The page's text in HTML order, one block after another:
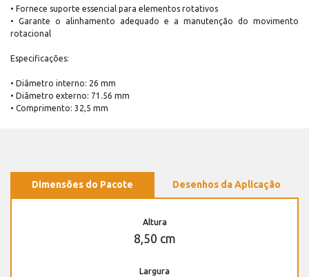
• Fornece suporte essencial para elementos rotativos
• Garante o alinhamento adequado e a manutenção do movimento
rotacional
Especificações:
• Diâmetro interno: 26 mm
• Diâmetro externo: 71.56 mm
• Comprimento: 32,5 mm
Dimensões do Pacote Desenhos da Aplicação
Altura
8,50 cm
Largura